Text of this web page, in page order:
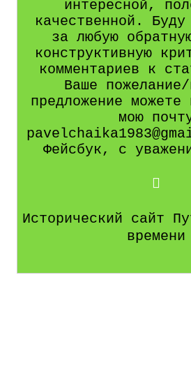
интересной,
качественной. Буду
за любую
конструктивную
комментариев к
Ваше
предложение можете
мою
Фейсбук, с
Исторический сайт
времени